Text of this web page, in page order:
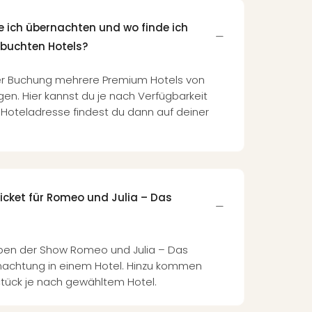
ich übernachten und wo finde ich
Hotels?
Buchung mehrere Premium Hotels von
Hier kannst du je nach Verfügbarkeit
findest du dann auf deiner
für Romeo und Julia – Das
der Show Romeo und Julia – Das
in einem Hotel. Hinzu kommen
je nach gewähltem Hotel.